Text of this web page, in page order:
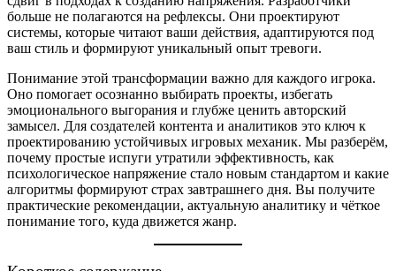
больше не полагаются на рефлексы. Они проектируют
системы, которые читают ваши действия, адаптируются под
ваш стиль и формируют уникальный опыт тревоги.
Понимание этой трансформации важно для каждого игрока.
Оно помогает осознанно выбирать проекты, избегать
эмоционального выгорания и глубже ценить авторский
замысел. Для создателей контента и аналитиков это ключ к
проектированию устойчивых игровых механик. Мы разберём,
почему простые испуги утратили эффективность, как
психологическое напряжение стало новым стандартом и какие
алгоритмы формируют страх завтрашнего дня. Вы получите
практические рекомендации, актуальную аналитику и чёткое
понимание того, куда движется жанр.